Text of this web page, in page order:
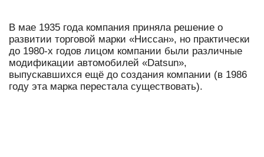
В мае 1935 года компания приняла решение о
развитии торговой марки «Ниссан», но практически
до 1980-х годов лицом компании были различные
модификации автомобилей «Datsun»,
выпускавшихся ещё до создания компании (в 1986
году эта марка перестала существовать).